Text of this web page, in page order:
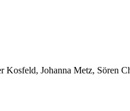
Kosfeld, Johanna Metz, Sören